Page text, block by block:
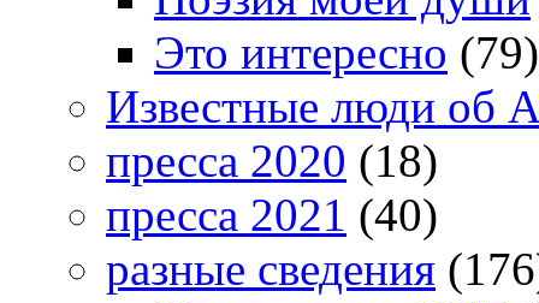
Это интересно (79)
Известные люди об
пресса 2020 (18)
пресса 2021 (40)
разные сведения